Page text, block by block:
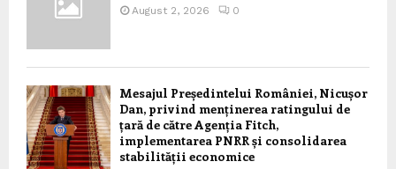
August 2, 2026 0
Mesajul Președintelui României, Nicușor
Dan, privind menținerea ratingului de
țară de către Agenția Fitch,
implementarea PNRR și consolidarea
stabilității economice